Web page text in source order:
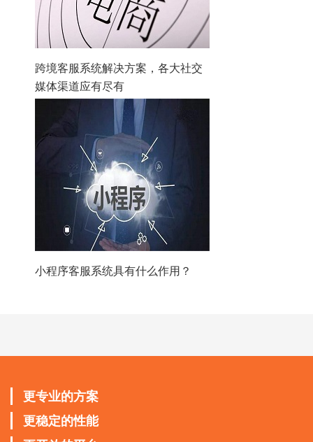
跨境客服系统解决方案，各大社交
媒体渠道应有尽有
小程序客服系统具有什么作用？
更专业的方案
更稳定的性能